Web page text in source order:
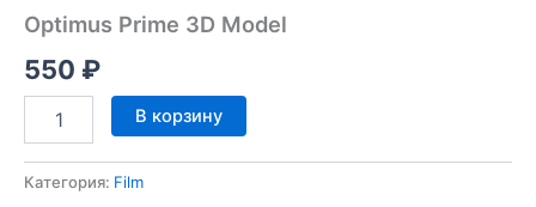
Optimus Prime 3D Model
550 ₽
Количество
товара
Prime
В корзину
Категория: Film